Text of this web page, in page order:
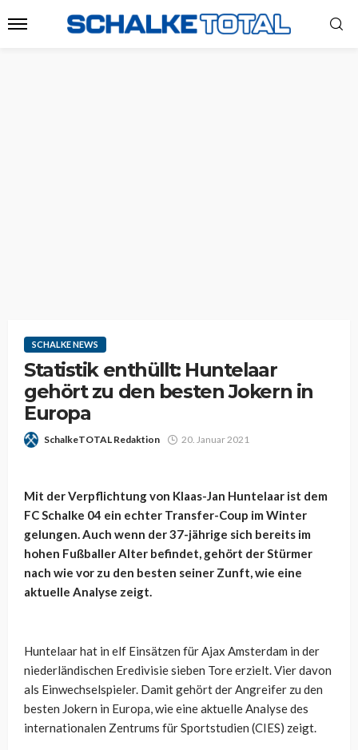
SCHALKE NEWS
Statistik enthüllt: Huntelaar
gehört zu den besten Jokern in
Europa
SchalkeTOTAL Redaktion 20. Januar 2021
Mit der Verpflichtung von Klaas-Jan Huntelaar ist dem
FC Schalke 04 ein echter Transfer-Coup im Winter
gelungen. Auch wenn der 37-jährige sich bereits im
hohen Fußballer Alter befindet, gehört der Stürmer
nach wie vor zu den besten seiner Zunft, wie eine
aktuelle Analyse zeigt.
Huntelaar hat in elf Einsätzen für Ajax Amsterdam in der
niederländischen Eredivisie sieben Tore erzielt. Vier davon
als Einwechselspieler. Damit gehört der Angreifer zu den
besten Jokern in Europa, wie eine aktuelle Analyse des
internationalen Zentrums für Sportstudien (CIES) zeigt.